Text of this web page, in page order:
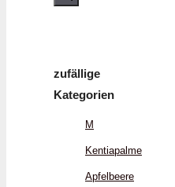
zufällige
Kategorien
M
Kentiapalme
Apfelbeere